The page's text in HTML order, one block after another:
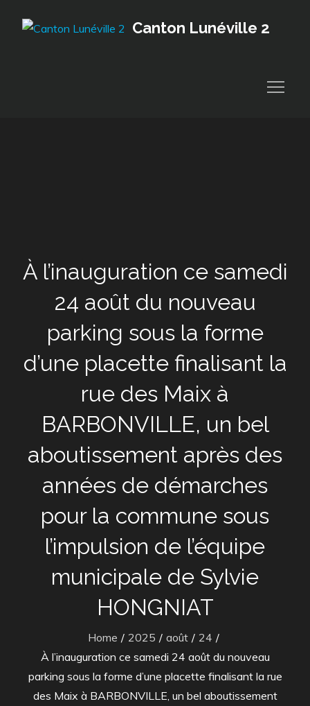
Canton Lunéville 2
À l’inauguration ce samedi
24 août du nouveau
parking sous la forme
d’une placette finalisant la
rue des Maix à
BARBONVILLE, un bel
aboutissement après des
années de démarches
pour la commune sous
l’impulsion de l’équipe
municipale de Sylvie
HONGNIAT
Home 2025 août
24
À l’inauguration ce samedi 24 août du nouveau
parking sous la forme d’une placette finalisant la rue
des Maix à BARBONVILLE, un bel aboutissement